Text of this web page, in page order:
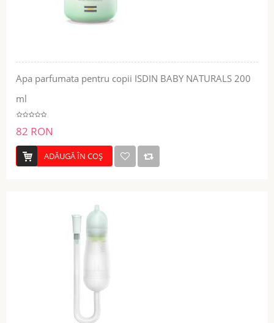
Apa parfumata pentru copii ISDIN BABY NATURALS 200
ml
82 RON
ADĂUGĂ ÎN COŞ